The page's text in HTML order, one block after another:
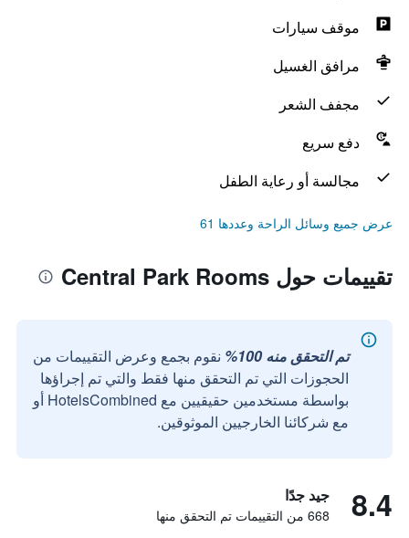
موقف سيارات
مرافق الغسيل
مجفف الشعر
دفع سريع
مجالسة أو رعاية الطفل
عرض جميع وسائل الراحة وعددها 61
تقييمات حول Central Park Rooms
تم التحقق منه 100%
نقوم بجمع وعرض التقييمات من
الحجوزات التي تم التحقق منها فقط والتي تم إجراؤها
بواسطة مستخدمين حقيقيين مع HotelsCombined أو
مع شركائنا الخارجيين الموثوقين.
8.4 جيد جدًا
668 من التقييمات تم التحقق منها